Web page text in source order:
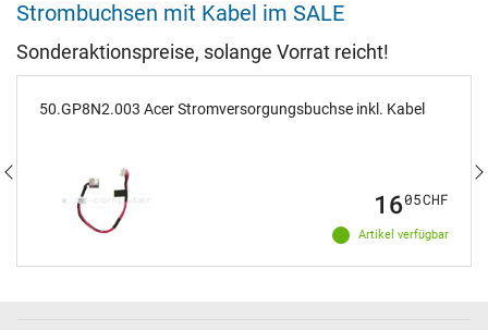
Strombuchsen mit Kabel im SALE
Sonderaktionspreise, solange Vorrat reicht!
50.GP8N2.003 Acer Stromversorgungsbuchse inkl. Kabel
Artikel verfügbar
1605CHF